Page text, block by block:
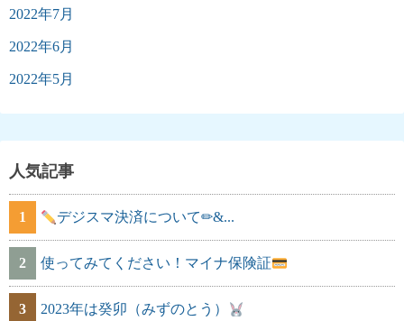
2022年7月
2022年6月
2022年5月
人気記事
1 デジスマ決済について✏&...
2 使ってみてください！マイナ保険証
3 2023年は癸卯（みずのとう）